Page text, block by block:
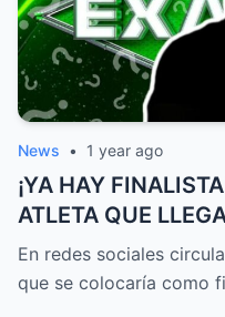
News • 1 year ago
¡YA HAY
ATLETA QUE
DE EXATLÓN
En redes sociales
que se colocaría como